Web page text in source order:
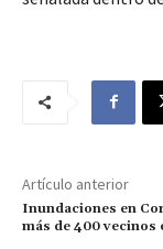
Artículo anterior
Inundaciones en
más de 400 vecinos